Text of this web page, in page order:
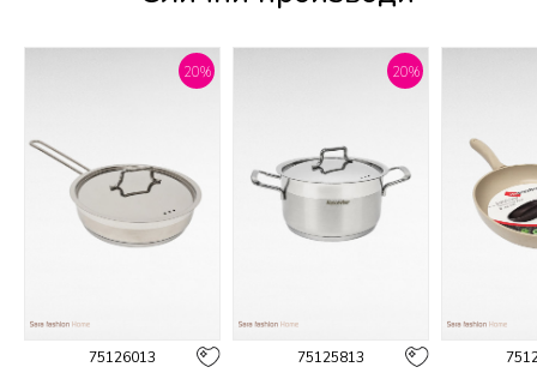
20%
75126013
20%
75125813